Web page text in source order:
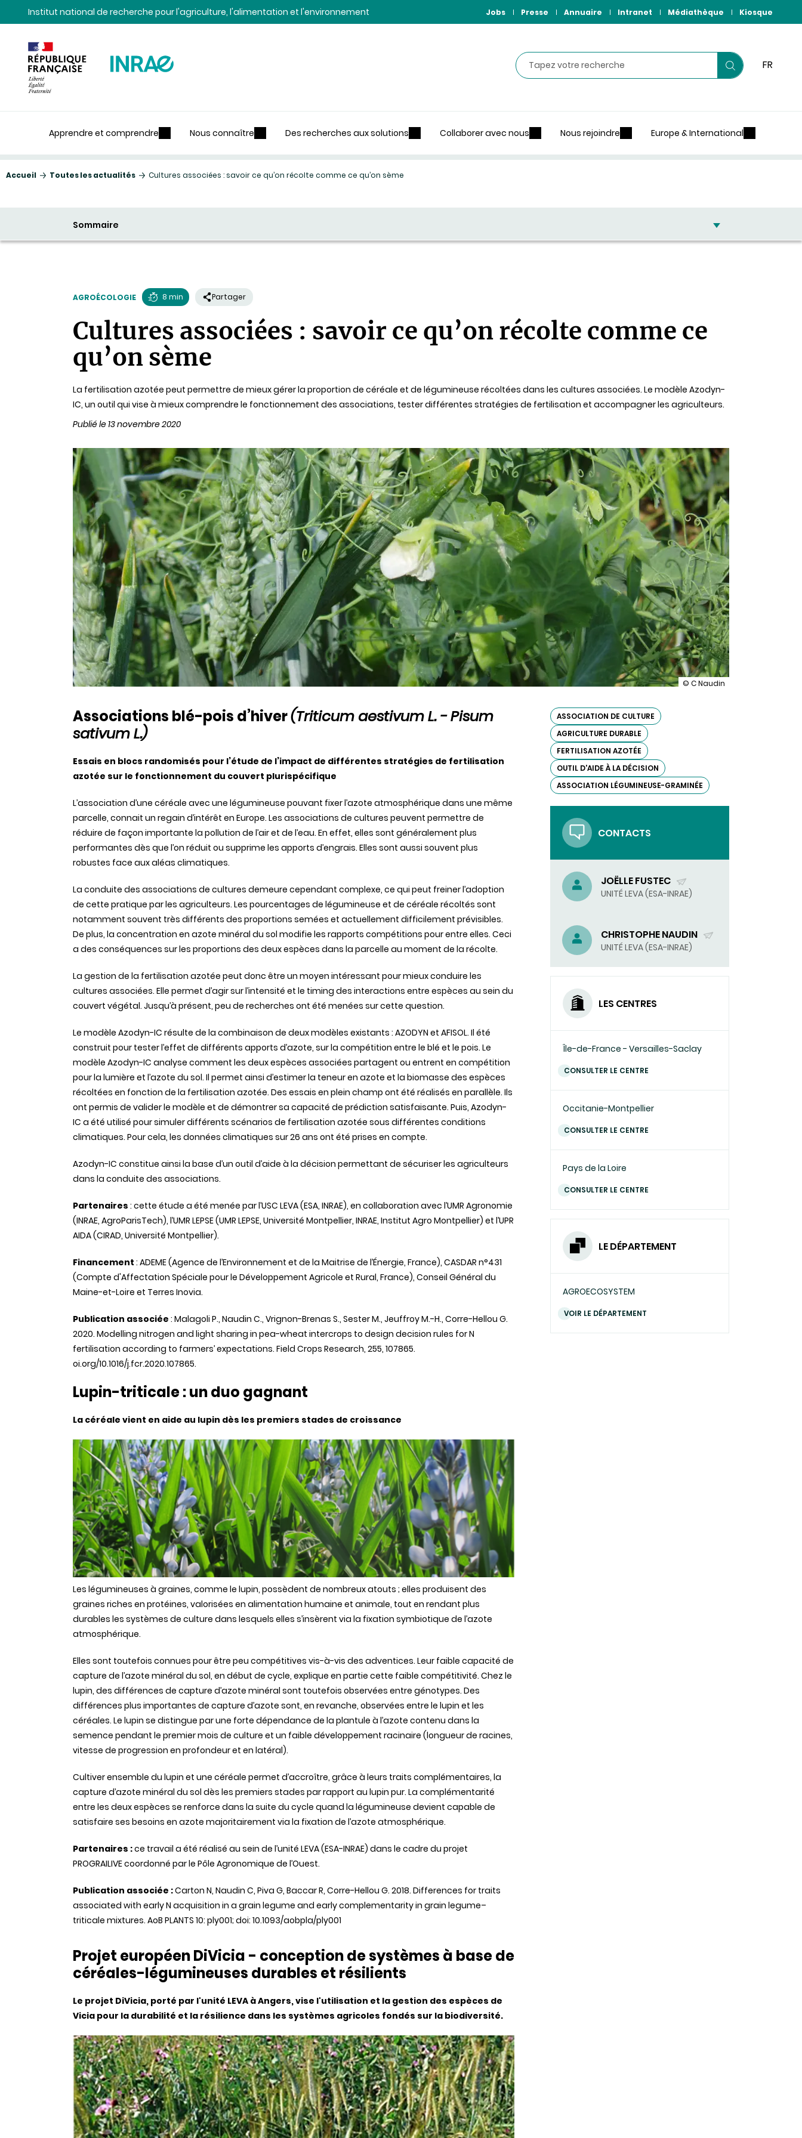
Contenu
Recherche
NavigationInstitut national de recherche pour l'agriculture, l'alimentation et l'environnement Jobs Presse Annuaire Intranet Médiathèque Kiosque
Rechercher
Lancer
FR
Apprendre et comprendre Nous connaître Des recherches aux solutions Collaborer avec nous Nous rejoindre Europe & International
Accueil Toutes les actualités Cultures associées : savoir ce qu’on récolte comme ce qu’on sème
Sommaire
AGROÉCOLOGIE
de
lecture
8 min Partager
Cultures associées : savoir ce qu’on récolte comme ce
qu’on sème
La fertilisation azotée peut permettre de mieux gérer la proportion de céréale et de légumineuse récoltées dans les cultures associées. Le modèle Azodyn-
IC, un outil qui vise à mieux comprendre le fonctionnement des associations, tester différentes stratégies de fertilisation et accompagner les agriculteurs.
Publié le 13 novembre 2020
illustration
ce
qu’on
sème
© C Naudin
Associations blé-pois d’hiver(Triticum aestivum L. - Pisum
sativum L.)
Essais en blocs randomisés pour l’étude de l’impact de différentes stratégies de fertilisation
azotée sur le fonctionnement du couvert plurispécifique
L’association d’une céréale avec une légumineuse pouvant fixer l’azote atmosphérique dans une même
parcelle, connait un regain d’intérêt en Europe. Les associations de cultures peuvent permettre de
réduire de façon importante la pollution de l’air et de l’eau. En effet, elles sont généralement plus
performantes dès que l’on réduit ou supprime les apports d’engrais. Elles sont aussi souvent plus
robustes face aux aléas climatiques.
La conduite des associations de cultures demeure cependant complexe, ce qui peut freiner l’adoption
de cette pratique par les agriculteurs. Les pourcentages de légumineuse et de céréale récoltés sont
notamment souvent très différents des proportions semées et actuellement difficilement prévisibles.
De plus, la concentration en azote minéral du sol modifie les rapports compétitions pour entre elles. Ceci
a des conséquences sur les proportions des deux espèces dans la parcelle au moment de la récolte.
La gestion de la fertilisation azotée peut donc être un moyen intéressant pour mieux conduire les
cultures associées. Elle permet d’agir sur l’intensité et le timing des interactions entre espèces au sein du
couvert végétal. Jusqu’à présent, peu de recherches ont été menées sur cette question.
Le modèle Azodyn-IC résulte de la combinaison de deux modèles existants : AZODYN et AFISOL. Il été
construit pour tester l’effet de différents apports d’azote, sur la compétition entre le blé et le pois. Le
modèle Azodyn-IC analyse comment les deux espèces associées partagent ou entrent en compétition
pour la lumière et l’azote du sol. Il permet ainsi d’estimer la teneur en azote et la biomasse des espèces
récoltées en fonction de la fertilisation azotée. Des essais en plein champ ont été réalisés en parallèle. Ils
ont permis de valider le modèle et de démontrer sa capacité de prédiction satisfaisante. Puis, Azodyn-
IC a été utilisé pour simuler différents scénarios de fertilisation azotée sous différentes conditions
climatiques. Pour cela, les données climatiques sur 26 ans ont été prises en compte.
Azodyn-IC constitue ainsi la base d’un outil d’aide à la décision permettant de sécuriser les agriculteurs
dans la conduite des associations.
Partenaires : cette étude a été menée par l’USC LEVA (ESA, INRAE), en collaboration avec l’UMR Agronomie
(INRAE, AgroParisTech), l’UMR LEPSE (UMR LEPSE, Université Montpellier, INRAE, Institut Agro Montpellier) et l’UPR
AIDA (CIRAD, Université Montpellier).
Financement : ADEME (Agence de l’Environnement et de la Maitrise de l’Énergie, France), CASDAR n°431
(Compte d'Affectation Spéciale pour le Développement Agricole et Rural, France), Conseil Général du
Maine-et-Loire et Terres Inovia.
Publication associée : Malagoli P., Naudin C., Vrignon-Brenas S., Sester M., Jeuffroy M.-H., Corre-Hellou G.
2020. Modelling nitrogen and light sharing in pea-wheat intercrops to design decision rules for N
fertilisation according to farmers’ expectations. Field Crops Research, 255, 107865.
oi.org/10.1016/j.fcr.2020.107865.
Lupin-triticale : un duo gagnant
La céréale vient en aide au lupin dès les premiers stades de croissance
Les légumineuses à graines, comme le lupin, possèdent de nombreux atouts ; elles produisent des
graines riches en protéines, valorisées en alimentation humaine et animale, tout en rendant plus
durables les systèmes de culture dans lesquels elles s’insèrent via la fixation symbiotique de l’azote
atmosphérique.
Elles sont toutefois connues pour être peu compétitives vis-à-vis des adventices. Leur faible capacité de
capture de l’azote minéral du sol, en début de cycle, explique en partie cette faible compétitivité. Chez le
lupin, des différences de capture d’azote minéral sont toutefois observées entre génotypes. Des
différences plus importantes de capture d’azote sont, en revanche, observées entre le lupin et les
céréales. Le lupin se distingue par une forte dépendance de la plantule à l’azote contenu dans la
semence pendant le premier mois de culture et un faible développement racinaire (longueur de racines,
vitesse de progression en profondeur et en latéral).
Cultiver ensemble du lupin et une céréale permet d’accroître, grâce à leurs traits complémentaires, la
capture d’azote minéral du sol dès les premiers stades par rapport au lupin pur. La complémentarité
entre les deux espèces se renforce dans la suite du cycle quand la légumineuse devient capable de
satisfaire ses besoins en azote majoritairement via la fixation de l’azote atmosphérique.
Partenaires :ce travail a été réalisé au sein de l’unité LEVA (ESA-INRAE) dans le cadre du projet
PROGRAILIVE coordonné par le Pôle Agronomique de l’Ouest.
Publication associée :Carton N, Naudin C, Piva G, Baccar R, Corre-Hellou G. 2018. Differences for traits
associated with early N acquisition in a grain legume and early complementarity in grain legume–
triticale mixtures. AoB PLANTS 10: ply001; doi: 10.1093/aobpla/ply001
Projet européen DiVicia - conception de systèmes à base de
céréales-légumineuses durables et résilients
Le projet DiVicia, porté par l'unité LEVA à Angers, vise l'utilisation et la gestion des espèces de
Vicia pour la durabilité et la résilience dans les systèmes agricoles fondés sur la biodiversité.
ASSOCIATION DE CULTURE
AGRICULTURE DURABLE
FERTILISATION AZOTÉE
OUTIL D'AIDE À LA DÉCISION
ASSOCIATION LÉGUMINEUSE-GRAMINÉE
CONTACTS
JOËLLE FUSTEC
(ENVOYER
UNITÉ LEVA (ESA-INRAE)
CHRISTOPHE NAUDIN
(ENVOYER
COURRIEL)
UNITÉ LEVA (ESA-INRAE)
LES CENTRES
Île-de-France - Versailles-Saclay
CONSULTER LE CENTRE
Occitanie-Montpellier
CONSULTER LE CENTRE
Pays de la Loire
CONSULTER LE CENTRE
LE DÉPARTEMENT
AGROECOSYSTEM
VOIR LE DÉPARTEMENT